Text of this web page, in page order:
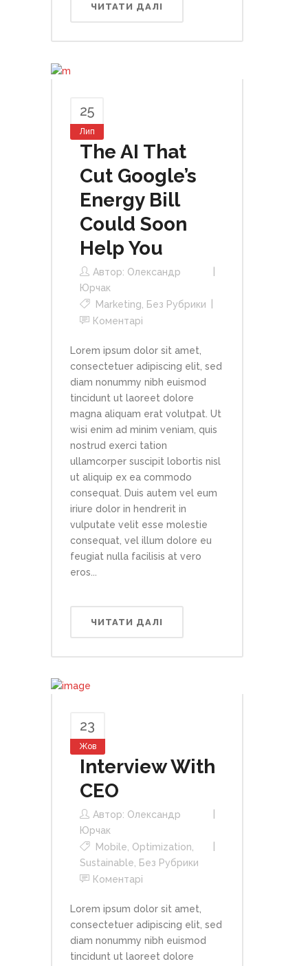
ЧИТАТИ ДАЛІ
25
Лип
The AI That
Cut Google’s
Energy Bill
Could Soon
Help You
Автор: Олександр
Юрчак
Marketing Без Рубрики
Коментарі
Lorem ipsum dolor sit amet,
consectetuer adipiscing elit, sed
diam nonummy nibh euismod
tincidunt ut laoreet dolore
magna aliquam erat volutpat. Ut
wisi enim ad minim veniam, quis
nostrud exerci tation
ullamcorper suscipit lobortis nisl
ut aliquip ex ea commodo
consequat. Duis autem vel eum
iriure dolor in hendrerit in
vulputate velit esse molestie
consequat, vel illum dolore eu
feugiat nulla facilisis at vero
eros...
ЧИТАТИ ДАЛІ
23
Жов
Interview With
CEO
Автор: Олександр
Юрчак
Mobile, Optimization,
Sustainable, Без Рубрики
Коментарі
Lorem ipsum dolor sit amet,
consectetuer adipiscing elit, sed
diam nonummy nibh euismod
tincidunt ut laoreet dolore